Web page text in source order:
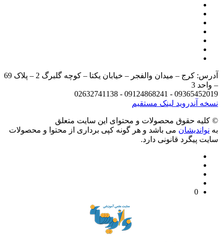
آدرس: کرج – میدان والفجر – خیابان یکتا – کوچه گلبرگ 2 – پلاک 69
– واحد 3
09365452019 - 09124868241 - 02632741138
نسخه آندروید لینک مستقیم
© کليه حقوق محصولات و محتوای اين سایت متعلق
به نواندیشان می باشد و هر گونه کپی برداری از محتوا و محصولات
سایت پیگرد قانونی دارد.
0